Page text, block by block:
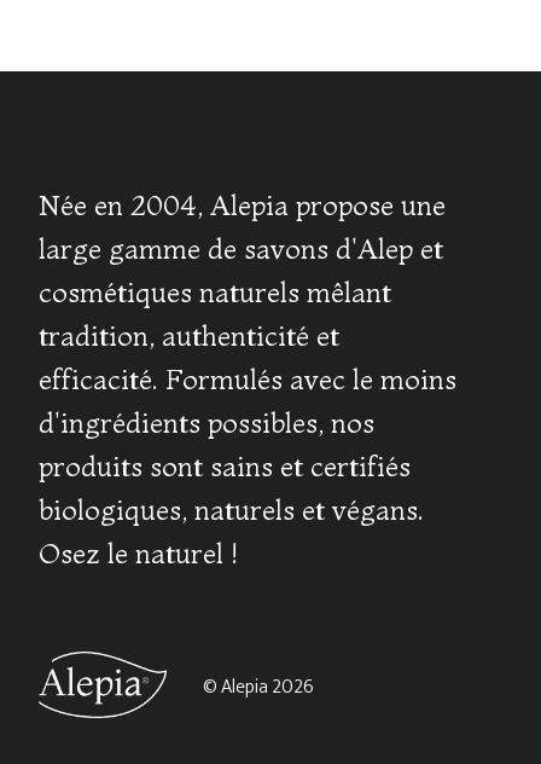
Née en 2004, Alepia propose une
large gamme de savons d'Alep et
cosmétiques naturels mêlant
tradition, authenticité et
efficacité. Formulés avec le moins
d'ingrédients possibles, nos
produits sont sains et certifiés
biologiques, naturels et végans.
Osez le naturel !
© Alepia 2026